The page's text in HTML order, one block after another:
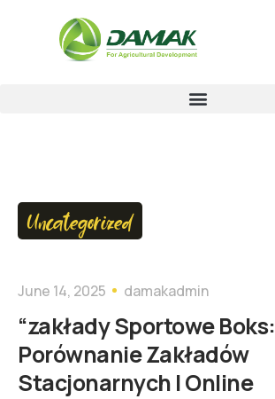
Uncategorized
June 14, 2025 damakadmin
“zakłady Sportowe Boks:
Porównanie Zakładów
Stacjonarnych I Online